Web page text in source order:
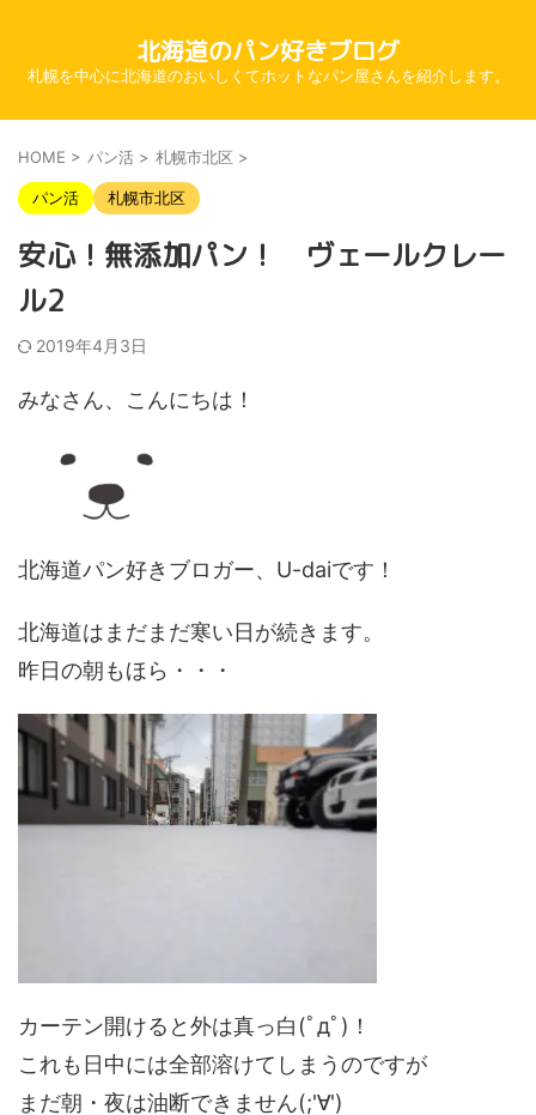
北海道のパン好きブログ
札幌を中心に北海道のおいしくてホットなパン屋さんを紹介します。
HOME > パン活 > 札幌市北区 >
パン活 札幌市北区
安心！無添加パン！ ヴェールクレー
ル2
2019年4月3日
みなさん、こんにちは！
北海道パン好きブロガー、U-daiです！
北海道はまだまだ寒い日が続きます。
昨日の朝もほら・・・
カーテン開けると外は真っ白(ﾟдﾟ)！
これも日中には全部溶けてしまうのですが
まだ朝・夜は油断できません(;'∀')